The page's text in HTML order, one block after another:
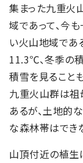
集まった九重火
域であって、今
い火山地域であ
11.3℃、冬季の
積雪を見ること
九重火山群は祖
あるが、土地的
な森林帯はでき
山頂付近の植